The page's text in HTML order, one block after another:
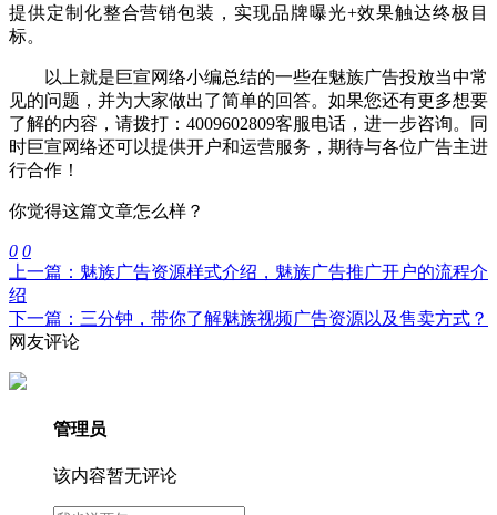
提供定制化整合营销包装，实现品牌曝光+效果触达终极目
标。
以上就是巨宣网络小编总结的一些在魅族广告投放当中常
见的问题，并为大家做出了简单的回答。如果您还有更多想要
了解的内容，请拨打：4009602809客服电话，进一步咨询。同
时巨宣网络还可以提供开户和运营服务，期待与各位广告主进
行合作！
你觉得这篇文章怎么样？
0 0
上一篇：魅族广告资源样式介绍，魅族广告推广开户的流程介
绍
下一篇：三分钟，带你了解魅族视频广告资源以及售卖方式？
网友评论
管理员
该内容暂无评论